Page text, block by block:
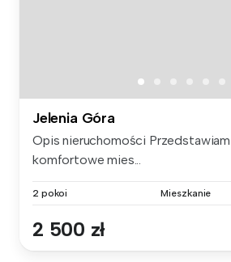
Jelenia Góra
Opis nieruchomości
komfortowe mies...
2 pokoi Mieszkanie
2 500 zł